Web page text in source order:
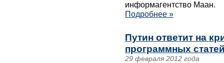
информагентство Маан.
Подробнее »
Путин ответит на
программных
29 февраля 2012 года